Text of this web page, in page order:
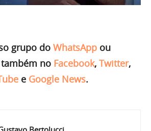
grupo do WhatsApp ou
também no Facebook, Twitter,
e Google News.